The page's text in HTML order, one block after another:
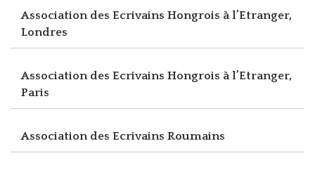
Association des Ecrivains Hongrois à l’Etranger,
Londres
Association des Ecrivains Hongrois à l’Etranger,
Paris
Association des Ecrivains Roumains